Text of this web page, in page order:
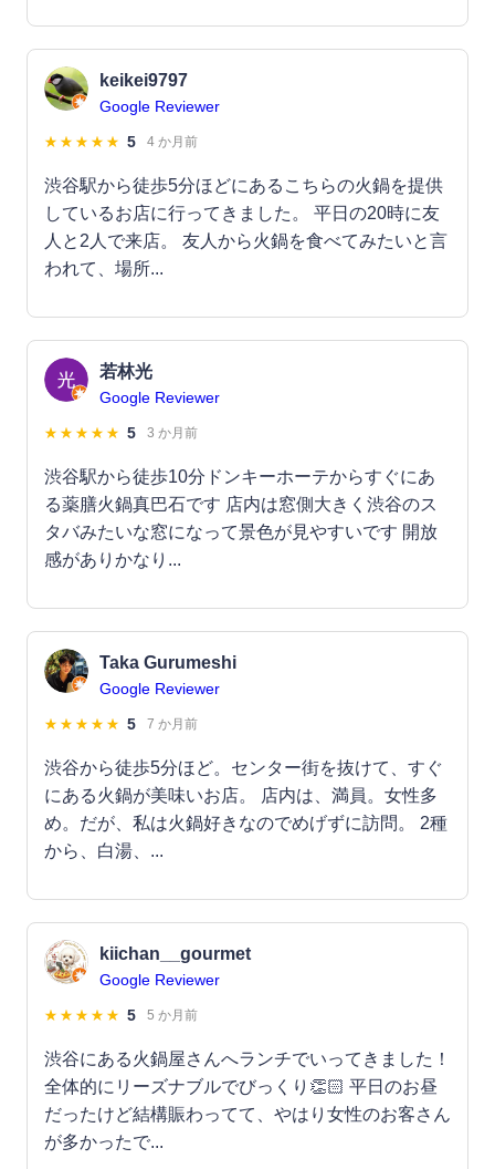
keikei9797
Google Reviewer
5
4 か月前
渋谷駅から徒歩5分ほどにあるこちらの火鍋を提供
しているお店に行ってきました。 平日の20時に友
人と2人で来店。 友人から火鍋を食べてみたいと言
われて、場所...
若林光
Google Reviewer
5
3 か月前
渋谷駅から徒歩10分ドンキーホーテからすぐにあ
る薬膳火鍋真巴石です 店内は窓側大きく渋谷のス
タバみたいな窓になって景色が見やすいです 開放
感がありかなり...
Taka Gurumeshi
Google Reviewer
5
7 か月前
渋谷から徒歩5分ほど。センター街を抜けて、すぐ
にある火鍋が美味いお店。 店内は、満員。女性多
め。だが、私は火鍋好きなのでめげずに訪問。 2種
から、白湯、...
kiichan__gourmet
Google Reviewer
5
5 か月前
渋谷にある火鍋屋さんへランチでいってきました！
全体的にリーズナブルでびっくり👏🏻 平日のお昼
だったけど結構賑わってて、やはり女性のお客さん
が多かったで...